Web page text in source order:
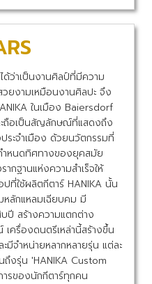
ว่าเป็นงานศิลป์ที่มีความ
ยงามเหมือนงานศิลปะ จึง
ในเมือง Baiersdorf
ะถือเป็นสัญลักษณ์ที่แสดงถึง
ะจำเมือง ด้วยนวัตกรรมที่
ำหนดทิศทางของยุคสมัย
ากฐานแห่งความสำเร็จให้
ที่ใช้ผลิตกีตาร์ HANIKA นั้น
ลักแหลมเฉียบคม มี
ปี สร้างความแตกต่าง
ครื่องดนตรีเหล่านี้สร้างขึ้น
จำหน่ายหลากหลายรุ่น แต่ละ
งรุ่น 'HANIKA Custom
รของนักกีตาร์ทุกคน